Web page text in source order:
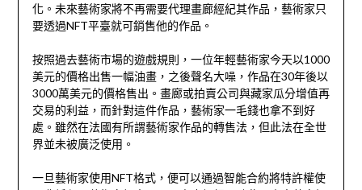
化。未來藝術家將不再需要代理畫廊經紀其作品，藝術家只
要透過NFT平臺就可銷售他的作品。
按照過去藝術市場的遊戲規則，一位年輕藝術家今天以1000
美元的價格出售一幅油畫，之後聲名大噪，作品在30年後以
3000萬美元的價格售出。畫廊或拍賣公司與藏家瓜分增值再
交易的利益，而針對這件作品，藝術家一毛錢也拿不到好
處。雖然在法國有所謂藝術家作品的轉售法，但此法在全世
界並未被廣泛使用。
一旦藝術家使用NFT格式，便可以通過智能合約將特許權使